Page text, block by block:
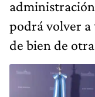
podrá volver
de bien de